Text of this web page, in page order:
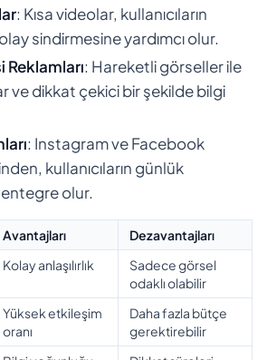
: Kısa videolar, kullanıcıların
sindirmesine yardımcı olur.
: Hareketli görseller ile
ve dikkat çekici bir şekilde bilgi
: Instagram ve Facebook
kullanıcıların günlük
olur.
Avantajları
Dezavantajları
Kolay anlaşılırlık
Sadece görsel
odaklı olabilir
Yüksek etkileşim
oranı
Daha fazla bütçe
gerektirebilir